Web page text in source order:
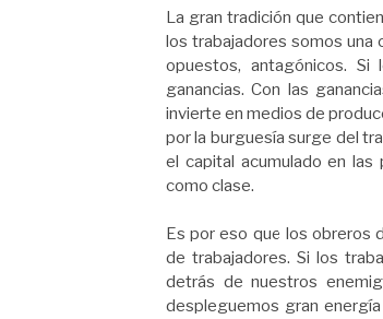
La gran tradición que
los trabajadores somos una
opuestos, antagónicos.
ganancias. Con las
invierte en medios de
por la burguesía surge del
el capital acumulado en
como clase.
Es por eso que los obreros
de trabajadores. Si los
detrás de nuestros
despleguemos gran